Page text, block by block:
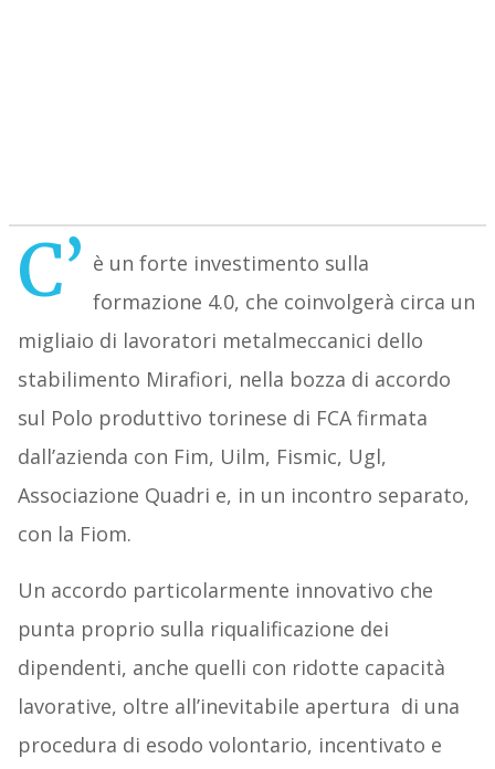
C’ è un forte investimento sulla
formazione 4.0, che coinvolgerà circa un
migliaio di lavoratori metalmeccanici dello
stabilimento Mirafiori, nella bozza di accordo
sul Polo produttivo torinese di FCA firmata
dall’azienda con Fim, Uilm, Fismic, Ugl,
Associazione Quadri e, in un incontro separato,
con la Fiom.
Un accordo particolarmente innovativo che
punta proprio sulla riqualificazione dei
dipendenti, anche quelli con ridotte capacità
lavorative, oltre all’inevitabile apertura di una
procedura di esodo volontario, incentivato e